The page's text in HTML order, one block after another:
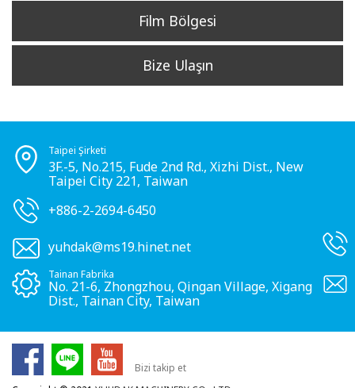
Film Bölgesi
Bize Ulaşın
Taipei Şirketi
3F.-5, No.215, Fude 2nd Rd., Xizhi Dist., New
Taipei City 221, Taiwan
+886-2-2694-6450
yuhdak@ms19.hinet.net
Tainan Fabrika
No. 21-6, Zhongzhou, Qingan Village, Xigang
Dist., Tainan City, Taiwan
Bizi takip et